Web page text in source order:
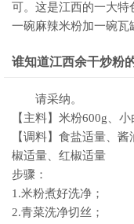
可。这是江西的一大特
一碗麻辣米粉加一碗瓦
谁知道江西余干炒粉
请采纳。
【主料】米粉600g、
【调料】食盐适量、
椒适量、红椒适量
步骤：
1.米粉煮好洗净；
2.青菜洗净切丝；